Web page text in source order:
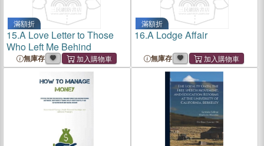
滿額折
15.A Love Letter to Those
Who Left Me Behind
無庫存
滿額折
16.A Lodge Affair
無庫存